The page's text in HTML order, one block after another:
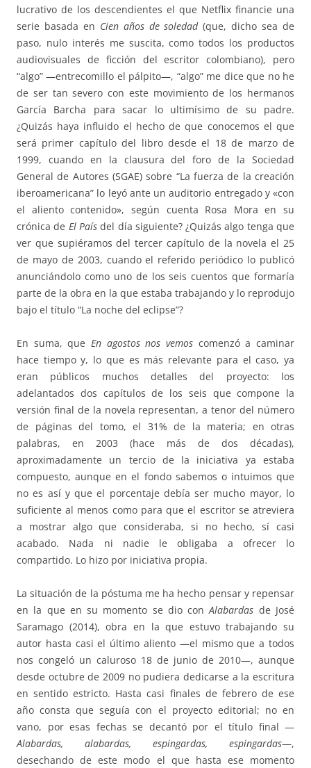
lucrativo de los descendientes el que Netflix financie una
serie basada en Cien años de soledad(que, dicho sea de
paso, nulo interés me suscita, como todos los productos
audiovisuales de ficción del escritor colombiano), pero
“algo” —entrecomillo el pálpito—, “algo” me dice que no he
de ser tan severo con este movimiento de los hermanos
García Barcha para sacar lo ultimísimo de su padre.
¿Quizás haya influido el hecho de que conocemos el que
será primer capítulo del libro desde el 18 de marzo de
1999, cuando en la clausura del foro de la Sociedad
General de Autores (SGAE) sobre “La fuerza de la creación
iberoamericana” lo leyó ante un auditorio entregado y «con
el aliento contenido», según cuenta Rosa Mora en su
crónica de El Paísdel día siguiente? ¿Quizás algo tenga que
ver que supiéramos del tercer capítulo de la novela el 25
de mayo de 2003, cuando el referido periódico lo publicó
anunciándolo como uno de los seis cuentos que formaría
parte de la obra en la que estaba trabajando y lo reprodujo
bajo el título “La noche del eclipse”?
En suma, que En agostos nos vemos comenzó a caminar
hace tiempo y, lo que es más relevante para el caso, ya
eran públicos muchos detalles del proyecto: los
adelantados dos capítulos de los seis que compone la
versión final de la novela representan, a tenor del número
de páginas del tomo, el 31% de la materia; en otras
palabras, en 2003 (hace más de dos décadas),
aproximadamente un tercio de la iniciativa ya estaba
compuesto, aunque en el fondo sabemos o intuimos que
no es así y que el porcentaje debía ser mucho mayor, lo
suficiente al menos como para que el escritor se atreviera
a mostrar algo que consideraba, si no hecho, sí casi
acabado. Nada ni nadie le obligaba a ofrecer lo
compartido. Lo hizo por iniciativa propia.
La situación de la póstuma me ha hecho pensar y repensar
en la que en su momento se dio conAlabardas de José
Saramago (2014), obra en la que estuvo trabajando su
autor hasta casi el último aliento —el mismo que a todos
nos congeló un caluroso 18 de junio de 2010—, aunque
desde octubre de 2009 no pudiera dedicarse a la escritura
en sentido estricto. Hasta casi finales de febrero de ese
año consta que seguía con el proyecto editorial; no en
vano, por esas fechas se decantó por el título final —
Alabardas, alabardas, espingardas, espingardas—,
desechando de este modo el que hasta ese momento